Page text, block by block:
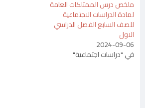
ملخص درس الممتلكات العامة
لمادة الدراسات الاجتماعية
للصف السابع الفصل الدراسي
الاول
2024-09-06
في "دراسات اجتماعية"